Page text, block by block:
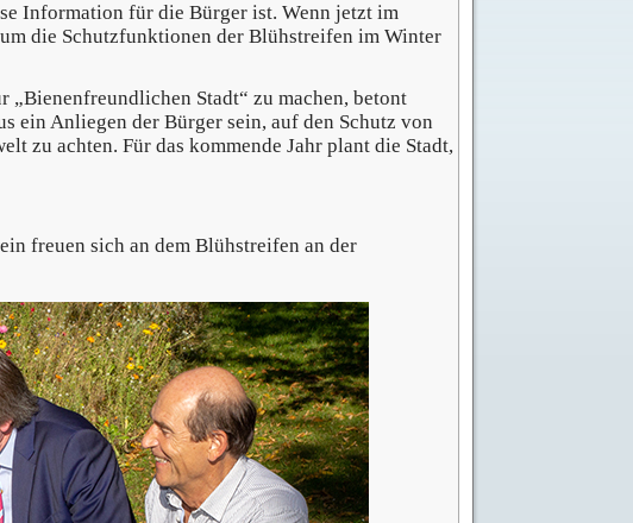
Information für die Bürger ist. Wenn jetzt im
die Schutzfunktionen der Blühstreifen im Winter
Stadt“ zu machen, betont
ein Anliegen der Bürger sein, auf den Schutz von
zu achten. Für das kommende Jahr plant die Stadt,
freuen sich an dem Blühstreifen an der